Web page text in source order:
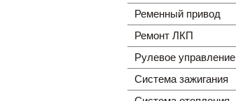
Ременный привод
Ремонт ЛКП
Рулевое управление
Система зажигания